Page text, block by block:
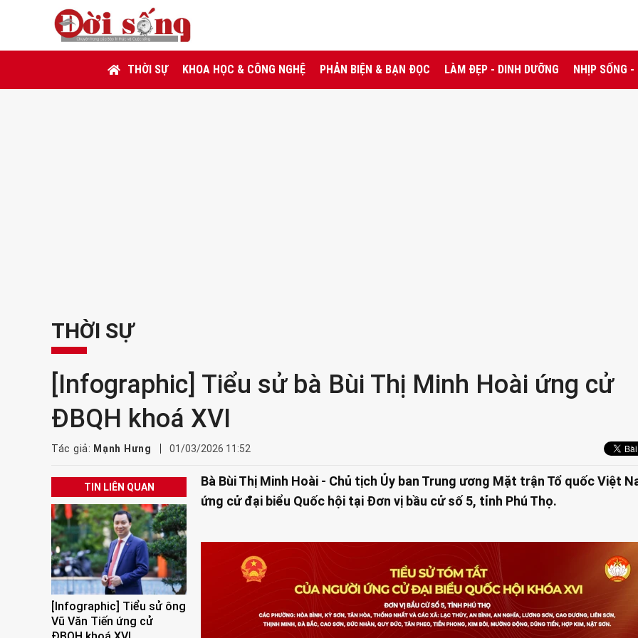
THỜI SỰ KHOA HỌC & CÔNG NGHỆ PHẢN BIỆN & BẠN ĐỌC LÀM ĐẸP - DINH DƯỠNG NHỊP SỐNG
THỜI SỰ
[Infographic] Tiểu sử bà Bùi Thị Minh Hoài ứng cử
ĐBQH khoá XVI
Tác giả: Mạnh Hưng 01/03/2026 11:52
TIN LIÊN QUAN
[Infographic] Tiểu sử ông
Vũ Văn Tiến ứng cử
Bà Bùi Thị Minh Hoài - Chủ tịch Ủy ban Trung ương Mặt trận Tổ quốc Việt
ứng cử đại biểu Quốc hội tại Đơn vị bầu cử số 5, tỉnh Phú Thọ.